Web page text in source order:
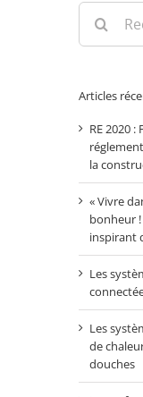
Rechercher:
Articles
RE 2020
la
« Vivre
bonheur
inspirant
Les
Les
de
douches